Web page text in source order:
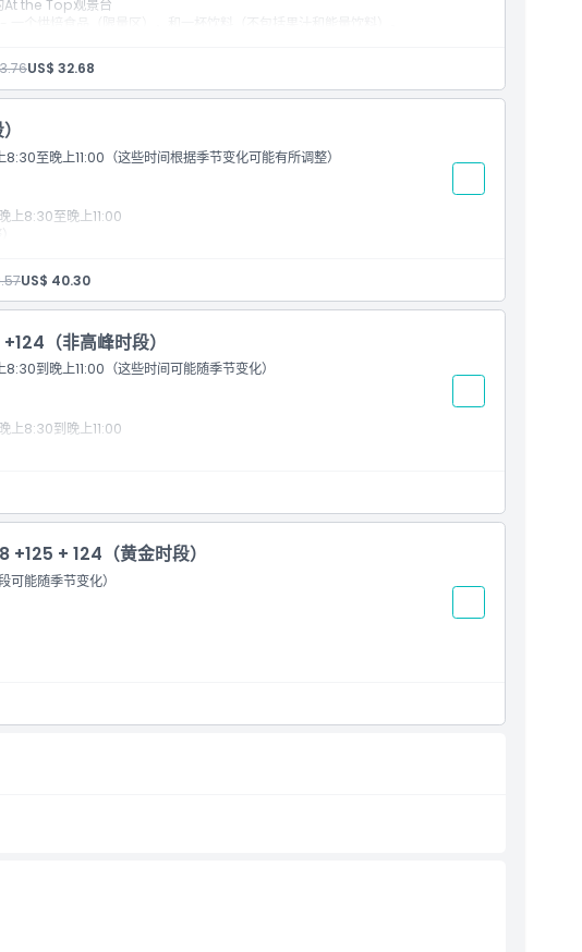
At the Top观景台
个烘焙食品（限量区），和一杯饮料（不包括果汁和能量饮料）。
US$ 32.68
至晚上11:00（这些时间根据季节变化可能有所调整）
上8:30至晚上11:00
US$ 40.30
（非高峰时段）
到晚上11:00（这些时间可能随季节变化）
上8:30到晚上11:00
+ 124（黄金时段）
能随季节变化）